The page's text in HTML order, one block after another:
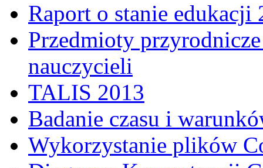
Raport o stanie edukacji
Przedmioty
nauczycieli
TALIS 2013
Badanie czasu i
Wykorzystanie plików